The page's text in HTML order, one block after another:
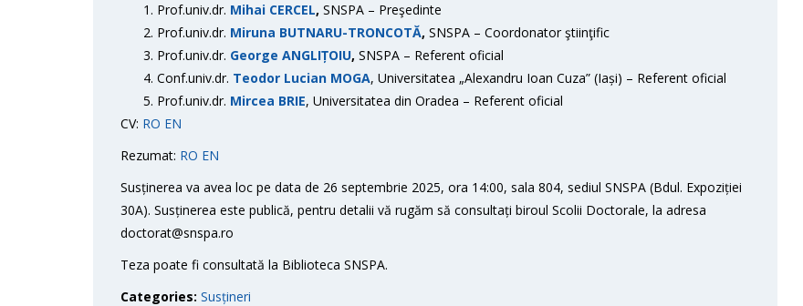
Prof.univ.dr. Mihai CERCEL, SNSPA – Preşedinte
Prof.univ.dr. Miruna BUTNARU-TRONCOTĂ, SNSPA – Coordonator ştiinţific
Prof.univ.dr. George ANGLIȚOIU, SNSPA – Referent oficial
Conf.univ.dr. Teodor Lucian MOGA, Universitatea „Alexandru Ioan Cuza” (Iași) – Referent oficial
Prof.univ.dr. Mircea BRIE, Universitatea din Oradea – Referent oficial
CV: RO EN
Rezumat: RO EN
Susținerea va avea loc pe data de 26 septembrie 2025, ora 14:00, sala 804, sediul SNSPA (Bdul. Expoziției
30A). Susținerea este publică, pentru detalii vă rugăm să consultați biroul Scolii Doctorale, la adresa
doctorat@snspa.ro
Teza poate fi consultată la Biblioteca SNSPA.
Categories: Susțineri